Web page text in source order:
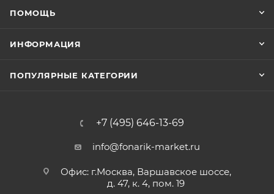
ПОМОЩЬ
ИНФОРМАЦИЯ
ПОПУЛЯРНЫЕ КАТЕГОРИИ
+7 (495) 646-13-69
info@fonarik-market.ru
Офис: г.Москва, Варшавское шоссе,
д. 47, к. 4, пом. 19